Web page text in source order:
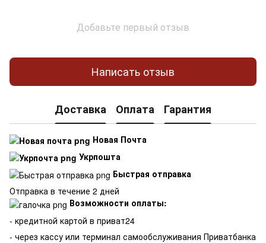
Добавьте первый отзыв
Написать отзыв
Доставка Оплата Гарантия
Новая Почта
Укрпошта
Быстрая отправка
Отправка в течение 2 дней
Возможности оплаты:
- кредитной картой в приват24
- через кассу или терминал самообслуживания Приватбанка